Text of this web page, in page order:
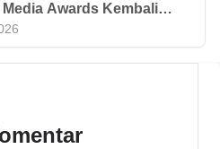
Emas!
Media Awards Kembali
Rebut Total Hadiah
Emas!